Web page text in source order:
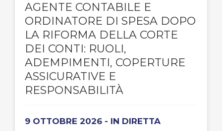
AGENTE CONTABILE E
ORDINATORE DI SPESA DOPO
LA RIFORMA DELLA CORTE
DEI CONTI: RUOLI,
ADEMPIMENTI, COPERTURE
ASSICURATIVE E
RESPONSABILITÀ
9 OTTOBRE 2026 - IN DIRETTA